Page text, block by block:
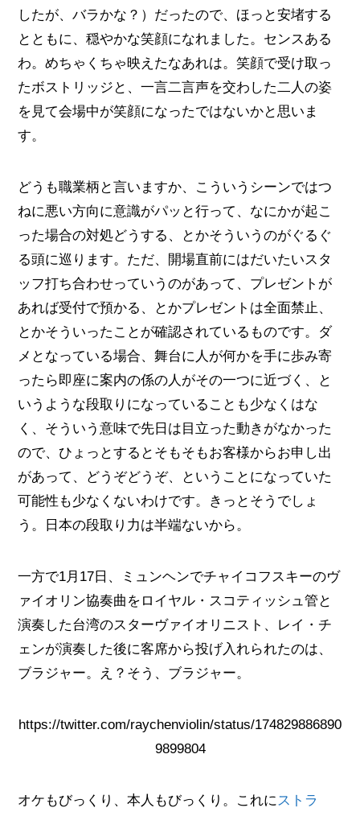
したが、バラかな？）だったので、ほっと安堵する
とともに、穏やかな笑顔になれました。センスある
わ。めちゃくちゃ映えたなあれは。笑顔で受け取っ
たボストリッジと、一言二言声を交わした二人の姿
を見て会場中が笑顔になったではないかと思いま
す。
どうも職業柄と言いますか、こういうシーンではつ
ねに悪い方向に意識がパッと行って、なにかが起こ
った場合の対処どうする、とかそういうのがぐるぐ
る頭に巡ります。ただ、開場直前にはだいたいスタ
ッフ打ち合わせっていうのがあって、プレゼントが
あれば受付で預かる、とかプレゼントは全面禁止、
とかそういったことが確認されているものです。ダ
メとなっている場合、舞台に人が何かを手に歩み寄
ったら即座に案内の係の人がその一つに近づく、と
いうような段取りになっていることも少なくはな
く、そういう意味で先日は目立った動きがなかった
ので、ひょっとするとそもそもお客様からお申し出
があって、どうぞどうぞ、ということになっていた
可能性も少なくないわけです。きっとそうでしょ
う。日本の段取り力は半端ないから。
一方で1月17日、ミュンヘンでチャイコフスキーのヴ
ァイオリン協奏曲をロイヤル・スコティッシュ管と
演奏した台湾のスターヴァイオリニスト、レイ・チ
ェンが演奏した後に客席から投げ入れられたのは、
ブラジャー。え？そう、ブラジャー。
https://twitter.com/raychenviolin/status/174829886890
9899804
オケもびっくり、本人もびっくり。これにストラ